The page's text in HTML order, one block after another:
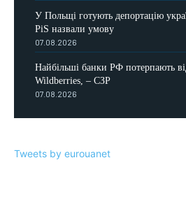
У Польщі готують депортацію
PiS назвали умову
07.08.2026
Найбільші банки РФ потерпають
Wildberries, – СЗР
07.08.2026
Tweets by eurouanet